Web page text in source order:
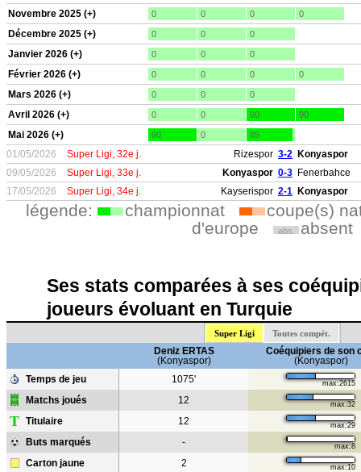
Novembre 2025 (+) 0 0 0 0
Décembre 2025 (+) 0 0 0
Janvier 2026 (+) 0 0 0
Février 2026 (+) 0 0 0 0
Mars 2026 (+) 0 0 0
Avril 2026 (+) 0 0 90 90
Mai 2026 (+) 90 0 85
01/05/2026 Super Ligi, 32e j. Rizespor 3-2 Konyaspor
09/05/2026
Super Ligi, 33e j. Konyaspor 0-3 Fenerbahce
17/05/2026
Super Ligi, 34e j. Kayserispor 2-1 Konyaspor
légende: championnat
coupe(s)
d'europe
abs. absent
Ses stats comparées à ses
joueurs évoluant en Turquie
Super Ligi Toutes compét.
Deniz ERTAS
(Konyaspor)
Coéquipiers de son
(Konyaspor)
Temps de jeu
1075' max:2615
Matchs joués 12 max:32
T Titulaire 12 max:29
Buts marqués - max:8
Carton jaune 2 max:10